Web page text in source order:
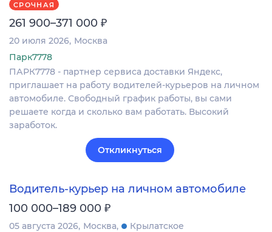
СРОЧНАЯ
261 900–371 000 ₽
20 июля 2026 Москва
Парк7778
ПАРК7778 - партнер сервиса доставки Яндекс,
приглашает на работу водителей-курьеров на личном
автомобиле. Свободный график работы, вы сами
решаете когда и сколько вам работать. Высокий
заработок.
Откликнуться
Водитель-курьер на личном автомобиле
100 000–189 000 ₽
05 августа 2026 Москва
Крылатское